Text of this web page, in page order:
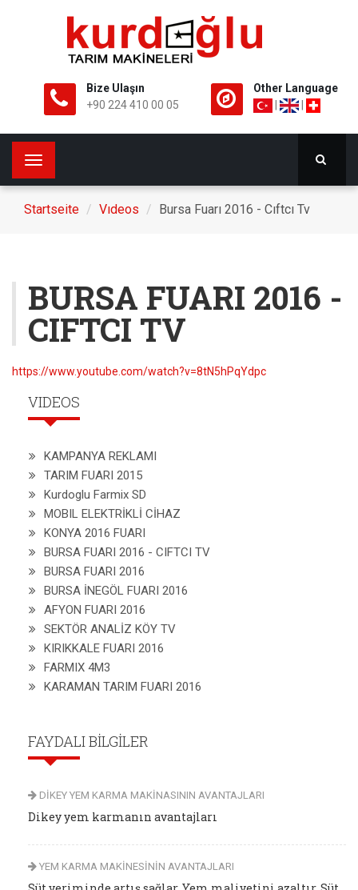
Bize Ulaşın
+90 224 410 00 05
Other Language
Toggle
navigation
Startseite Vıdeos Bursa Fuarı 2016 - Cıftcı Tv
BURSA FUARI 2016 -
CIFTCI TV
https://www.youtube.com/watch?v=8tN5hPqYdpc
VIDEOS
KAMPANYA REKLAMI
TARIM FUARI 2015
Kurdoglu Farmix SD
MOBIL ELEKTRİKLİ CİHAZ
KONYA 2016 FUARI
BURSA FUARI 2016 - CIFTCI TV
BURSA FUARI 2016
BURSA İNEGÖL FUARI 2016
AFYON FUARI 2016
SEKTÖR ANALİZ KÖY TV
KIRIKKALE FUARI 2016
FARMIX 4M3
KARAMAN TARIM FUARI 2016
FAYDALI BİLGİLER
DİKEY YEM KARMA MAKİNASININ AVANTAJLARI
Dikey yem karmanın avantajları
YEM KARMA MAKİNESİNİN AVANTAJLARI